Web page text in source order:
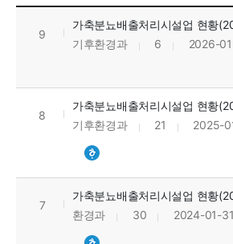
가축분뇨배출처리시설업 현황 목록으로 번호, 제목, 작성자, 조회수, 등록일, 첨부파일로 정보를 제공하고 있습니다.
9
가축분뇨배출처리시설업 현황
기후환경과
6 2026-
8
가축분뇨배출처리시설업 현황
기후환경과
21 2025-
7
가축분뇨배출처리시설업 현황
환경과
30 2024-01-31